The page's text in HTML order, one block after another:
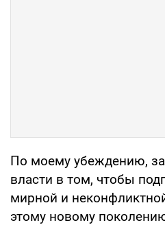
По моему убеждению,
власти в том, чтобы
мирной и
этому новому